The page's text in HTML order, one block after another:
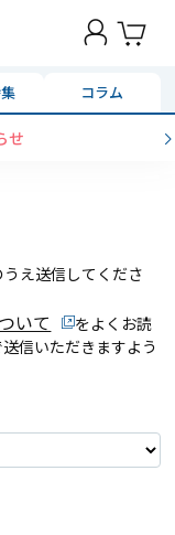
コラム
せ
え送信してくださ
いて
をよくお読
信いただきますよう